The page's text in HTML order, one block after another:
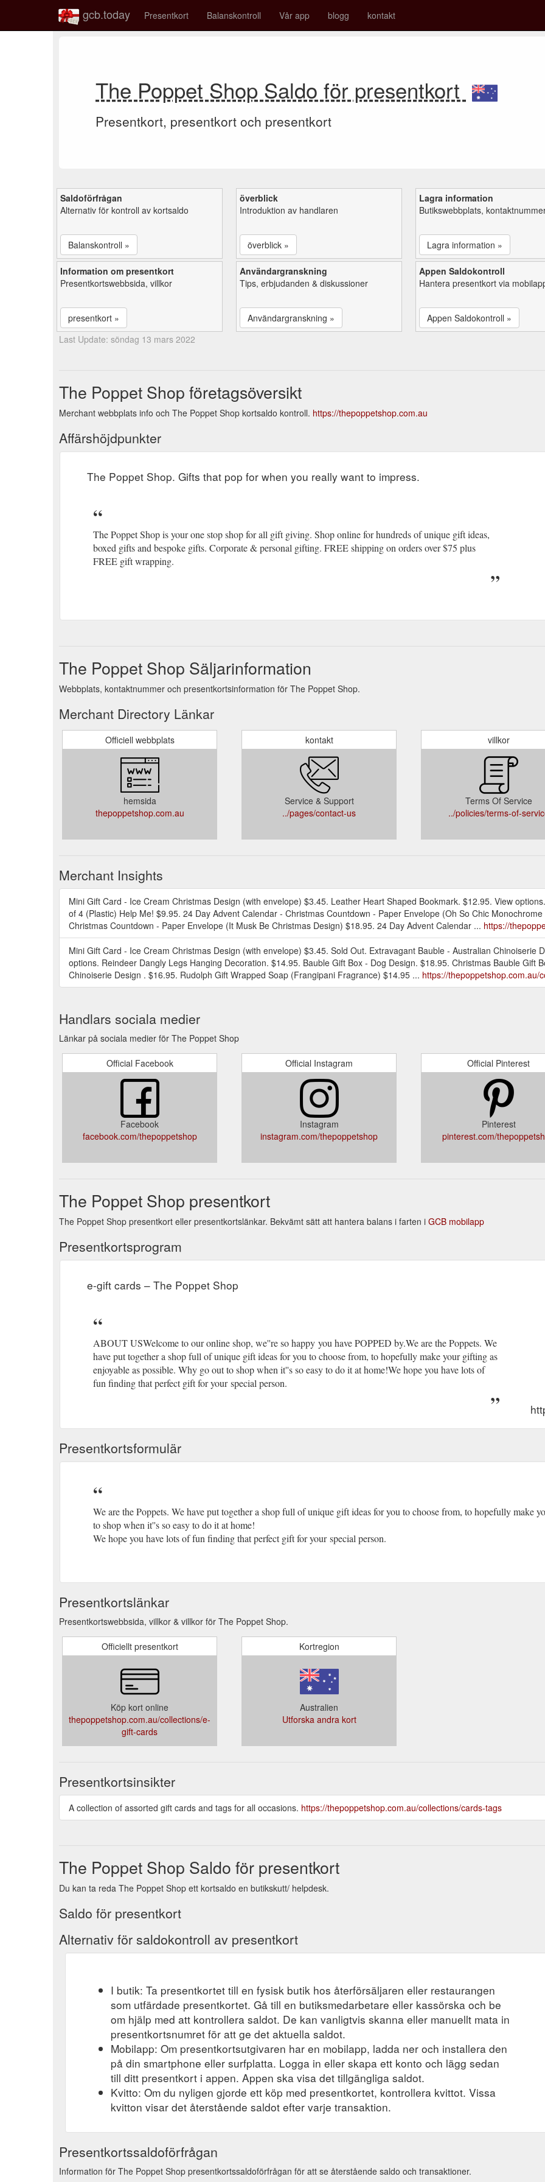
gcb.today Presentkort Balanskontroll Vår app blogg kontakt
The Poppet Shop Saldo för presentkort
Presentkort, presentkort och presentkort
Saldoförfrågan
Alternativ för kontroll av kortsaldo
Balanskontroll »
överblick
Introduktion av handlaren
överblick »
Lagra information
Butikswebbplats,
Lagra information »
Information om presentkort
Presentkortswebbsida, villkor
presentkort »
Användargranskning
Tips, erbjudanden & diskussioner
Användargranskning »
Appen Saldokontroll
Hantera presentkort via
Appen Saldokontroll »
Last Update: söndag 13 mars 2022
The Poppet Shop företagsöversikt
Merchant webbplats info och The Poppet Shop kortsaldo kontroll. https://thepoppetshop.com.au
Affärshöjdpunkter
The Poppet Shop. Gifts that pop for when you really want to impress.
The Poppet Shop is your one stop shop for all gift giving. Shop online for hundreds of unique gift ideas,
boxed gifts and bespoke gifts. Corporate & personal gifting. FREE shipping on orders over $75 plus
FREE gift wrapping.
The Poppet Shop Säljarinformation
Webbplats, kontaktnummer och presentkortsinformation för The Poppet Shop.
Merchant Directory Länkar
Officiell webbplats
hemsida
thepoppetshop.com.au
kontakt
Service & Support
../pages/contact-us
villkor
Terms Of Service
../policies/terms-of-
Merchant Insights
Mini Gift Card - Ice Cream Christmas Design (with envelope) $3.45. Leather Heart Shaped Bookmark. $12.95. View
of 4 (Plastic) Help Me! $9.95. 24 Day Advent Calendar - Christmas Countdown - Paper Envelope (Oh So Chic
Christmas Countdown - Paper Envelope (It Musk Be Christmas Design) $18.95. 24 Day Advent Calendar ... https://
Mini Gift Card - Ice Cream Christmas Design (with envelope) $3.45. Sold Out. Extravagant Bauble - Australian Chinoiserie
options. Reindeer Dangly Legs Hanging Decoration. $14.95. Bauble Gift Box - Dog Design. $18.95. Christmas Bauble Gift
Chinoiserie Design . $16.95. Rudolph Gift Wrapped Soap (Frangipani Fragrance) $14.95 ... https://thepoppetshop.com.au/
Handlars sociala medier
Länkar på sociala medier för The Poppet Shop
Official Facebook
Facebook
facebook.com/thepoppetshop
Official Instagram
Instagram
instagram.com/thepoppetshop
Official Pinterest
Pinterest
pinterest.com/
The Poppet Shop presentkort
The Poppet Shop presentkort eller presentkortslänkar. Bekvämt sätt att hantera balans i farten i GCB mobilapp
Presentkortsprogram
e-gift cards – The Poppet Shop
ABOUT USWelcome to our online shop, we''re so happy you have POPPED by.We are the Poppets. We
have put together a shop full of unique gift ideas for you to choose from, to hopefully make your gifting as
enjoyable as possible. Why go out to shop when it''s so easy to do it at home!We hope you have lots of
fun finding that perfect gift for your special person.
Presentkortsformulär
We are the Poppets. We have put together a shop full of unique gift ideas for you to choose from, to hopefully make
to shop when it''s so easy to do it at home!
We hope you have lots of fun finding that perfect gift for your special person.
Presentkortslänkar
Presentkortswebbsida, villkor & villkor för The Poppet Shop.
Officiellt presentkort
Köp kort online
thepoppetshop.com.au/collections/e-
gift-cards
Kortregion
Australien
Utforska andra kort
Presentkortsinsikter
A collection of assorted gift cards and tags for all occasions. https://thepoppetshop.com.au/collections/cards-tags
The Poppet Shop Saldo för presentkort
Du kan ta reda The Poppet Shop ett kortsaldo en butikskutt/ helpdesk.
Saldo för presentkort
Alternativ för saldokontroll av presentkort
I butik: Ta presentkortet till en fysisk butik hos återförsäljaren eller restaurangen
som utfärdade presentkortet. Gå till en butiksmedarbetare eller kassörska och be
om hjälp med att kontrollera saldot. De kan vanligtvis skanna eller manuellt mata in
presentkortsnumret för att ge det aktuella saldot.
Mobilapp: Om presentkortsutgivaren har en mobilapp, ladda ner och installera den
på din smartphone eller surfplatta. Logga in eller skapa ett konto och lägg sedan
till ditt presentkort i appen. Appen ska visa det tillgängliga saldot.
Kvitto: Om du nyligen gjorde ett köp med presentkortet, kontrollera kvittot. Vissa
kvitton visar det återstående saldot efter varje transaktion.
Presentkortssaldoförfrågan
Information för The Poppet Shop presentkortssaldoförfrågan för att se återstående saldo och transaktioner.